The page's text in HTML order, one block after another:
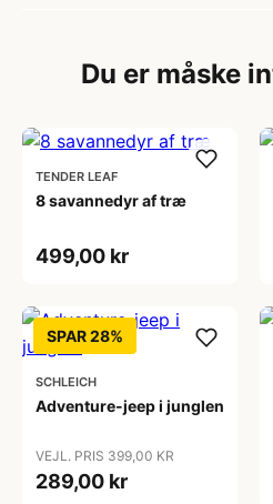
Du er måske
TENDER LEAF
8 savannedyr af træ
499,00 kr
SPAR 28%
SCHLEICH
Adventure-jeep i junglen
VEJL. PRIS 399,00 KR
289,00 kr